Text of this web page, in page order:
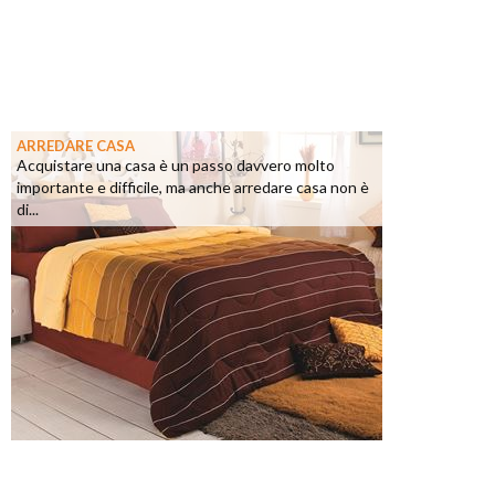
ARREDARE CASA
Acquistare una casa è un passo davvero molto
importante e difficile, ma anche arredare casa non è
di...